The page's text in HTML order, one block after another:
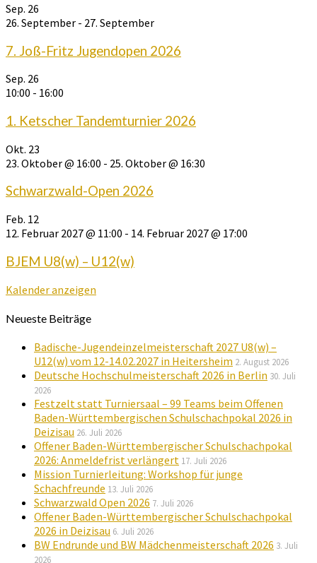
Sep. 26
26. September - 27. September
7. Joß-Fritz Jugendopen 2026
Sep. 26
10:00 - 16:00
1. Ketscher Tandemturnier 2026
Okt. 23
23. Oktober @ 16:00 - 25. Oktober @ 16:30
Schwarzwald-Open 2026
Feb. 12
12. Februar 2027 @ 11:00 - 14. Februar 2027 @ 17:00
BJEM U8(w) – U12(w)
Kalender anzeigen
Neueste Beiträge
Badische-Jugendeinzelmeisterschaft 2027 U8(w) –
U12(w) vom 12-14.02.2027 in Heitersheim 2. August 2026
Deutsche Hochschulmeisterschaft 2026 in Berlin 30. Juli
2026
Festzelt statt Turniersaal – 99 Teams beim Offenen
Baden-Württembergischen Schulschachpokal 2026 in
Deizisau 26. Juli 2026
Offener Baden-Württembergischer Schulschachpokal
2026: Anmeldefrist verlängert 17. Juli 2026
Mission Turnierleitung: Workshop für junge
Schachfreunde 13. Juli 2026
Schwarzwald Open 2026 7. Juli 2026
Offener Baden-Württembergischer Schulschachpokal
2026 in Deizisau 6. Juli 2026
BW Endrunde und BW Mädchenmeisterschaft 2026 3. Juli
2026